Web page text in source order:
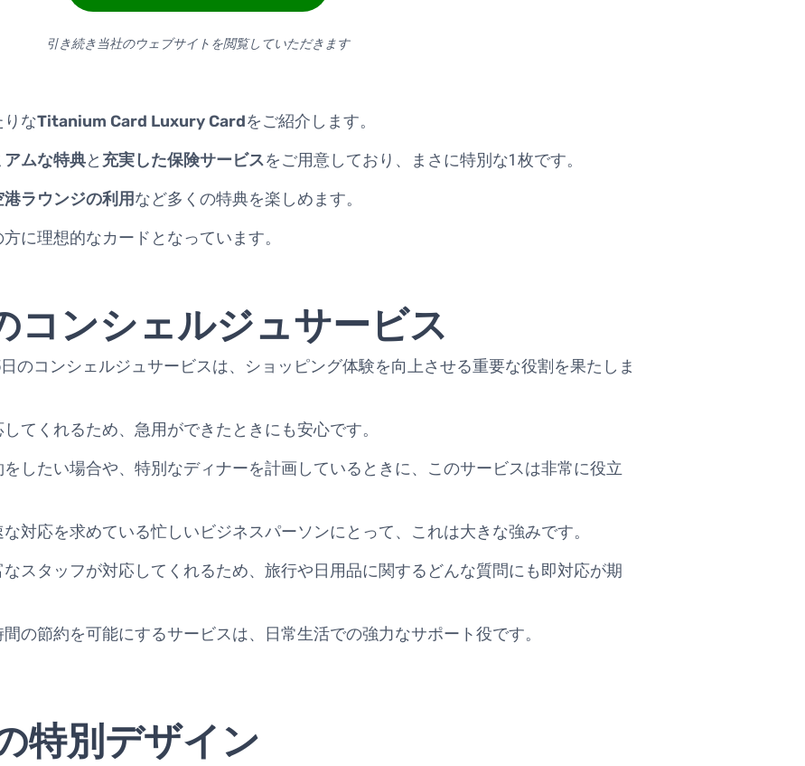
引き続き当社のウェブサイトを閲覧していただきます
りなTitanium Card Luxury Cardをご紹介します。
アムな特典と 充実した保険サービス をご用意しており、まさに特別な1枚です。
ラウンジの利用 など多くの特典を楽しめます。
に理想的なカードとなっています。
コンシェルジュサービス
のコンシェルジュサービスは、ショッピング体験を向上させる重要な役割を果たしま
てくれるため、急用ができたときにも安心です。
したい場合や、特別なディナーを計画しているときに、このサービスは非常に役立
対応を求めている忙しいビジネスパーソンにとって、これは大きな強みです。
スタッフが対応してくれるため、旅行や日用品に関するどんな質問にも即対応が期
の節約を可能にするサービスは、日常生活での強力なサポート役です。
特別デザイン